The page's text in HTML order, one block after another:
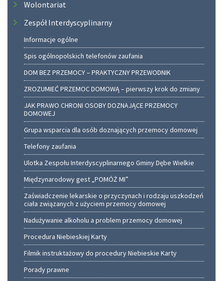
Wolontariat
Zespół Interdyscyplinarny
Informacje ogólne
Spis ogólnopolskich telefonów zaufania
DOM BEZ PRZEMOCY – PRAKTYCZNY PRZEWODNIK
ZROZUMIEĆ PRZEMOC DOMOWĄ – pierwszy krok do zmiany
JAK PRAWO CHRONI OSOBY DOZNAJĄCE PRZEMOCY
DOMOWEJ
Grupa wsparcia dla osób doznających przemocy domowej
Telefony zaufania
Ulotka Zespołu Interdyscyplinarnego Gminy Dębe Wielkie
Międzynarodowy gest „POMÓŻ MI”
Zaświadczenie lekarskie o przyczynach i rodzaju uszkodzeń
ciała związanych z użyciem przemocy domowej
Nadużywanie alkoholu a problem przemocy domowej
Procedura Niebieskiej Karty
Filmik instruktażowy do procedury Niebieskie Karty
Porady prawne